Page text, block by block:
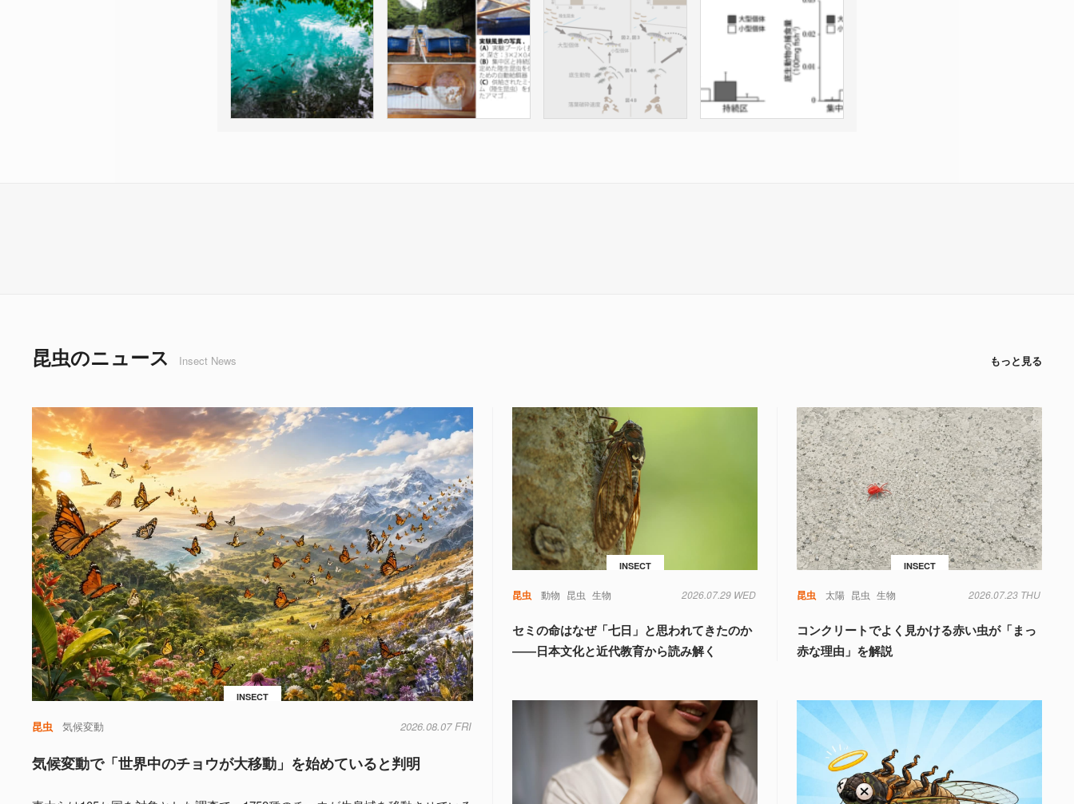
昆虫のニュース Insect News もっと見る
INSECT
昆虫 気候変動 2026.08.07 FRI
気候変動で「世界中のチョウが大移動」を始めていると判明
INSECT
昆虫 動物 昆虫 生物 2026.07.29 WED
セミの命はなぜ「七日」と思われてきたのか
――日本文化と近代教育から読み解く
INSECT
昆虫 太陽 昆虫 生物 2026.07.23 THU
コンクリートでよく見かける赤い虫が「まっ
赤な理由」を解説